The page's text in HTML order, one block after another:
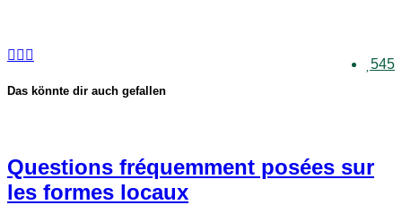
545
Das könnte dir auch gefallen
Questions fréquemment posées sur
les formes locaux